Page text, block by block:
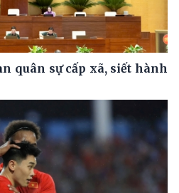
quân sự cấp xã, siết hành